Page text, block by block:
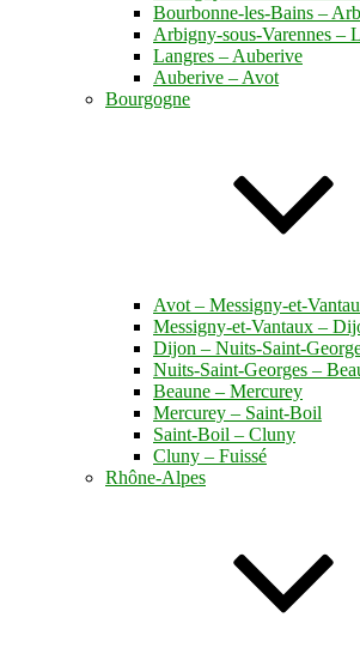
Bourbonne-les-Bains –
Arbigny-sous-Varennes –
Langres – Auberive
Auberive – Avot
Bourgogne
Avot – Messigny-et-
Messigny-et-Vantaux –
Dijon – Nuits-Saint-
Nuits-Saint-Georges –
Beaune – Mercurey
Mercurey – Saint-Boil
Saint-Boil – Cluny
Cluny – Fuissé
Rhône-Alpes